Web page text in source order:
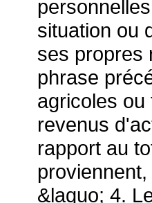
situation ou
ses propres
phrase
agricoles
revenus
rapport au
&laquo; 4.